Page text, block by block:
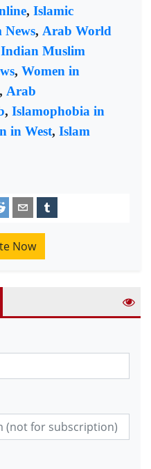
, Islamic
, Arab World
Indian Muslim
, Women in
, Arab
, Islamophobia in
in West, Islam
Now